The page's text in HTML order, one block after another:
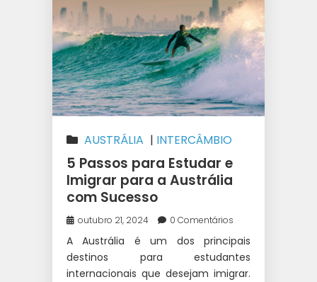
AUSTRÁLIA | INTERCÂMBIO
5 Passos para Estudar e
Imigrar para a Austrália
com Sucesso
outubro 21, 2024 0 Comentários
A Austrália é um dos principais
destinos para estudantes
internacionais que desejam imigrar.